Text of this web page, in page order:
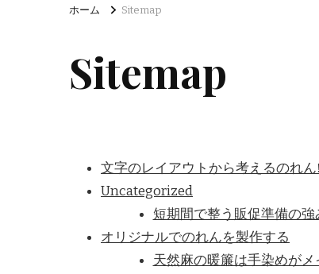
ホーム Sitemap
Sitemap
文字のレイアウトから考えるのれ
Uncategorized
短期間で整う販促準備の強
オリジナルでのれんを製作する
天然麻の暖簾は手染めがメ